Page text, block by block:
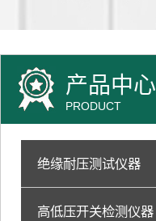
产品中心
PRODUCT
绝缘耐压测试仪器
高低压开关检测仪器